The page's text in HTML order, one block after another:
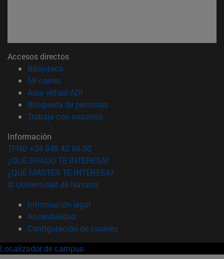
Accesos directos
Biblioteca
Mi correo(abre en nueva ventana)
Aula virtual ADI
Búsqueda de personas(abre en nueva ventana)
Trabaja con nosotros(abre en nueva ventana)
Información
TFNO +34 948 42 56 00
¿QUÉ GRADO TE INTERESA?
¿QUÉ MÁSTER TE INTERESA?
© Universidad de Navarra
Información legal
Accesibilidad
Configuración de cookies
Localizador de campus